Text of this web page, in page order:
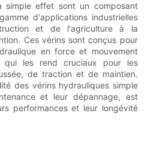
simple effet sont un composant
d'applications industrielles
et de l'agriculture à la
Ces vérins sont conçus pour
en force et mouvement
qui les rend cruciaux pour les
de traction et de maintien.
des vérins hydrauliques simple
et leur dépannage, est
performances et leur longévité